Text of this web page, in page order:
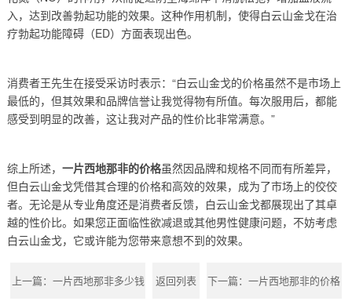
入，达到改善勃起功能的效果。这种作用机制，使得白云山金戈在治
疗勃起功能障碍（ED）方面表现出色。
消费者王先生在接受采访时表示：“白云山金戈的价格虽然不是市场上
最低的，但其效果和品牌信誉让我觉得物有所值。每次服用后，都能
感受到明显的改善，这让我对产品的性价比非常满意。”
综上所述， 一片西地那非的价格虽然因品牌和规格不同而有所差异，
但白云山金戈凭借其合理的价格和高效的效果，成为了市场上的佼佼
者。无论是从专业角度还是消费者反馈，白云山金戈都展现出了其卓
越的性价比。如果您正面临性欲减退或其他男性健康问题，不妨考虑
白云山金戈，它或许能为您带来意想不到的效果。
上一篇： 一片西地那非多少钱 返回列表 下一篇：一片西地那非的价格